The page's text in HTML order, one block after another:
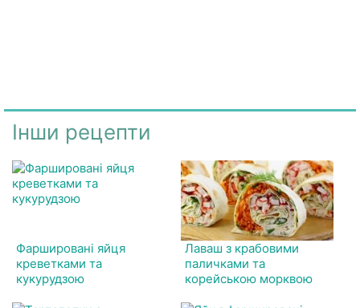
Інши рецепти
Фаршировані яйця
креветками та
кукурудзою
Лаваш з крабовими
паличками та
корейською морквою